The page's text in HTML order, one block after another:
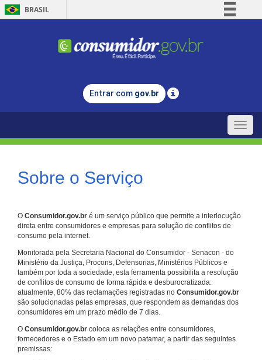
BRASIL
Comunica BR
Legislação
Entrar com gov.br
Toggle
Sobre o Serviço
O Consumidor.gov.br é um serviço público que permite a interlocução
direta entre consumidores e empresas para solução de conflitos de
consumo pela internet.
Monitorada pela Secretaria Nacional do Consumidor - Senacon - do
Ministério da Justiça, Procons, Defensorias, Ministérios Públicos e
também por toda a sociedade, esta ferramenta possibilita a resolução
de conflitos de consumo de forma rápida e desburocratizada:
atualmente, 80% das reclamações registradas no Consumidor.gov.br
são solucionadas pelas empresas, que respondem as demandas dos
consumidores em um prazo médio de 7 dias.
O Consumidor.gov.br coloca as relações entre consumidores,
fornecedores e o Estado em um novo patamar, a partir das seguintes
premissas: